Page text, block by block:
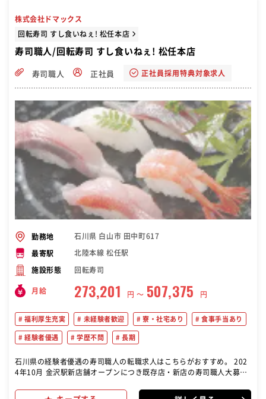
株式会社ドマックス
回転寿司 すし食いねぇ! 松任本店
寿司職人/回転寿司 すし食いねぇ! 松任本店
寿司職人 正社員 正社員採用特典対象求人
勤務地 石川県 白山市 田中町617
最寄駅 北陸本線 松任駅
施設形態 回転寿司
月給 273,201 円 〜 507,375 円
福利厚生充実 未経験者歓迎 寮・社宅あり 食事手当あり
経験者優遇 学歴不問 長期
石川県の経験者優遇の寿司職人の転職求人はこちらがおすすめ。 202
4年10月 金沢駅新店舗オープンにつき既存店・新店の寿司職人大募
あり) 新店舗オープンまでは、既存店にて研修もできます。 回転寿司